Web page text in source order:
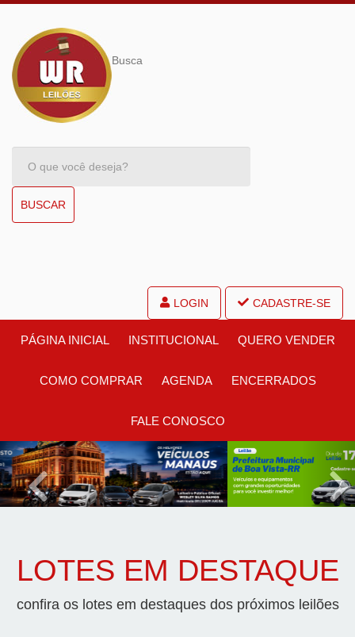
Busca
BUSCAR
LOGIN CADASTRE-SE
PÁGINA INICIAL INSTITUCIONAL QUERO VENDER
COMO COMPRAR AGENDA ENCERRADOS
FALE CONOSCO
Previous
LOTES EM DESTAQUE
confira os lotes em destaques dos próximos leilões